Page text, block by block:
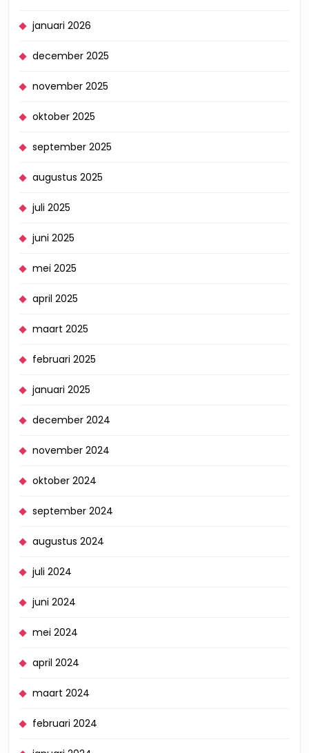
januari 2026
december 2025
november 2025
oktober 2025
september 2025
augustus 2025
juli 2025
juni 2025
mei 2025
april 2025
maart 2025
februari 2025
januari 2025
december 2024
november 2024
oktober 2024
september 2024
augustus 2024
juli 2024
juni 2024
mei 2024
april 2024
maart 2024
februari 2024